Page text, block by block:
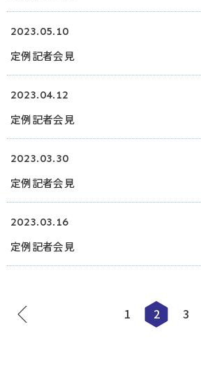
2023.05.10
定例記者会見
2023.04.12
定例記者会見
2023.03.30
定例記者会見
2023.03.16
定例記者会見
1 2 3